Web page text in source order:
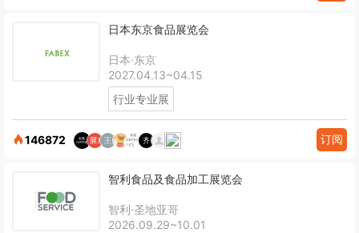
日本东京食品展览会
日本·东京
2027.04.13~04.15
行业专业展
146872 订阅
智利食品及食品加工展览会
智利·圣地亚哥
2026.09.29~10.01